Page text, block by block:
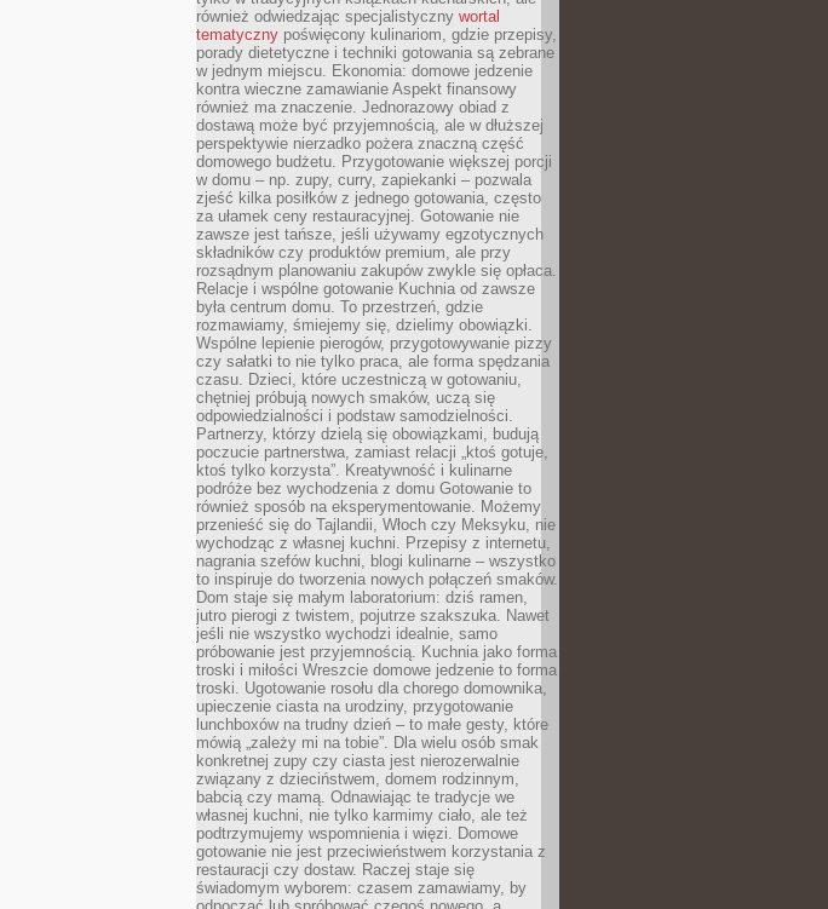
również odwiedzając specjalistyczny wortal
tematyczny poświęcony kulinariom, gdzie przepisy,
porady dietetyczne i techniki gotowania są zebrane
w jednym miejscu. Ekonomia: domowe jedzenie
kontra wieczne zamawianie Aspekt finansowy
również ma znaczenie. Jednorazowy obiad z
dostawą może być przyjemnością, ale w dłuższej
perspektywie nierzadko pożera znaczną część
domowego budżetu. Przygotowanie większej porcji
w domu – np. zupy, curry, zapiekanki – pozwala
zjeść kilka posiłków z jednego gotowania, często
za ułamek ceny restauracyjnej. Gotowanie nie
zawsze jest tańsze, jeśli używamy egzotycznych
składników czy produktów premium, ale przy
rozsądnym planowaniu zakupów zwykle się opłaca.
Relacje i wspólne gotowanie Kuchnia od zawsze
była centrum domu. To przestrzeń, gdzie
rozmawiamy, śmiejemy się, dzielimy obowiązki.
Wspólne lepienie pierogów, przygotowywanie pizzy
czy sałatki to nie tylko praca, ale forma spędzania
czasu. Dzieci, które uczestniczą w gotowaniu,
chętniej próbują nowych smaków, uczą się
odpowiedzialności i podstaw samodzielności.
Partnerzy, którzy dzielą się obowiązkami, budują
poczucie partnerstwa, zamiast relacji „ktoś gotuje,
ktoś tylko korzysta”. Kreatywność i kulinarne
podróże bez wychodzenia z domu Gotowanie to
również sposób na eksperymentowanie. Możemy
przenieść się do Tajlandii, Włoch czy Meksyku, nie
wychodząc z własnej kuchni. Przepisy z internetu,
nagrania szefów kuchni, blogi kulinarne – wszystko
to inspiruje do tworzenia nowych połączeń smaków.
Dom staje się małym laboratorium: dziś ramen,
jutro pierogi z twistem, pojutrze szakszuka. Nawet
jeśli nie wszystko wychodzi idealnie, samo
próbowanie jest przyjemnością. Kuchnia jako forma
troski i miłości Wreszcie domowe jedzenie to forma
troski. Ugotowanie rosołu dla chorego domownika,
upieczenie ciasta na urodziny, przygotowanie
lunchboxów na trudny dzień – to małe gesty, które
mówią „zależy mi na tobie”. Dla wielu osób smak
konkretnej zupy czy ciasta jest nierozerwalnie
związany z dzieciństwem, domem rodzinnym,
babcią czy mamą. Odnawiając te tradycje we
własnej kuchni, nie tylko karmimy ciało, ale też
podtrzymujemy wspomnienia i więzi. Domowe
gotowanie nie jest przeciwieństwem korzystania z
restauracji czy dostaw. Raczej staje się
świadomym wyborem: czasem zamawiamy, by